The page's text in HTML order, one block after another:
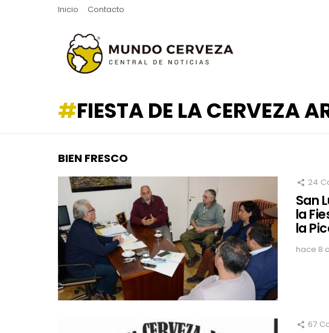
Inicio Contacto
FIESTA DE LA CERVEZA
BIEN FRESCO
24
San
la
la
hace 8
67